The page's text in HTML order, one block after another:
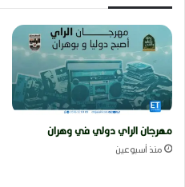
مهرجان الراي دولي في وهران
منذ أسبوعين